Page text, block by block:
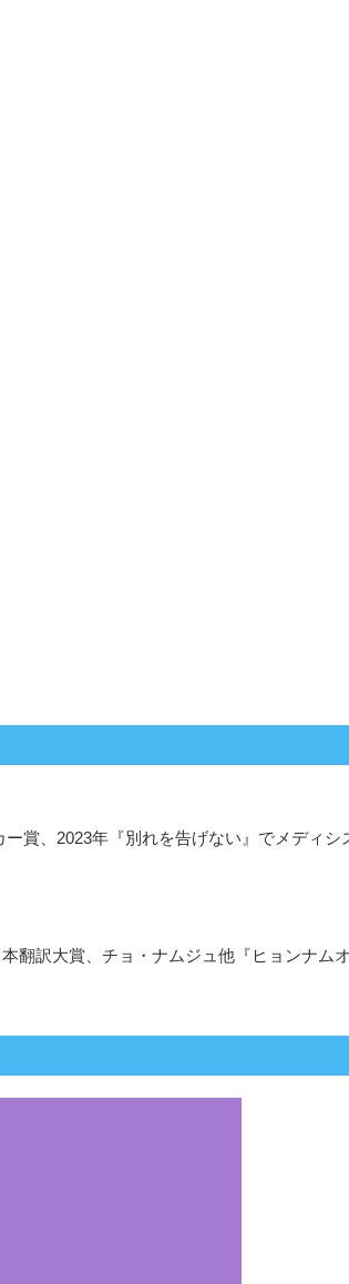
賞、2023年『別れを告げない』でメディ
翻訳大賞、チョ・ナムジュ他『ヒョンナ